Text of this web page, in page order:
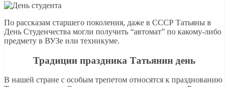
По рассказам старшего поколения, даже в СССР Татьяны в
День Студенчества могли получить “автомат” по какому-либо
предмету в ВУЗе или техникуме.
Традиции праздника Татьянин день
В нашей стране с особым трепетом относятся к празднованию